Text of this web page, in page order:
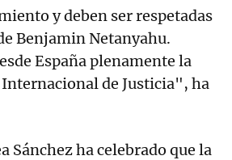
y deben ser respetadas
Benjamin Netanyahu.
España plenamente la
de Justicia", ha
Sánchez ha celebrado que la